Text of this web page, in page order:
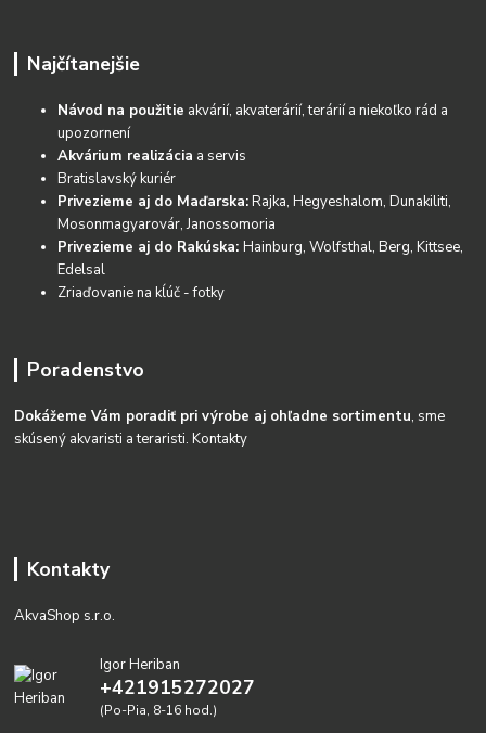
Najčítanejšie
Návod na použitie akvárií, akvaterárií, terárií a niekoľko rád a
upozornení
Akvárium realizácia a servis
Bratislavský kuriér
Privezieme aj do Maďarska:Rajka, Hegyeshalom, Dunakiliti,
Mosonmagyarovár, Janossomoria
Privezieme aj do Rakúska:Hainburg, Wolfsthal, Berg, Kittsee,
Edelsal
Zriaďovanie na kĺúč - fotky
Poradenstvo
Dokážeme Vám poradiť pri výrobe aj ohľadne sortimentu, sme
skúsený akvaristi a teraristi.Kontakty
Kontakty
AkvaShop s.r.o.
Igor Heriban
+421915272027
(Po-Pia, 8-16 hod.)